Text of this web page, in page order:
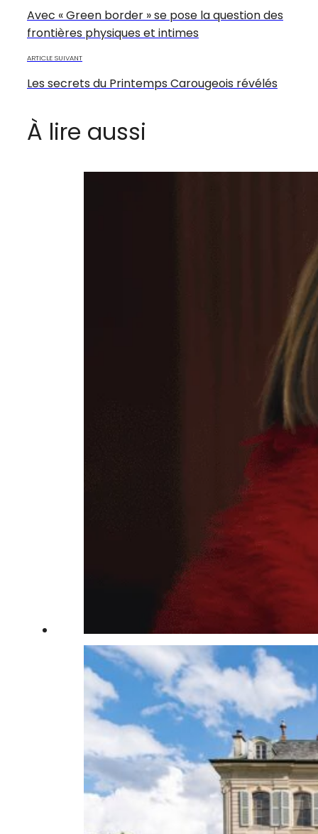
Avec « Green border » se pose la question des
frontières physiques et intimes
ARTICLE SUIVANT
Les secrets du Printemps Carougeois révélés
À lire aussi